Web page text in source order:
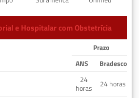
e Hospitalar com Obstetrícia
Prazo
ANS
Bradesco
24
horas
24 horas